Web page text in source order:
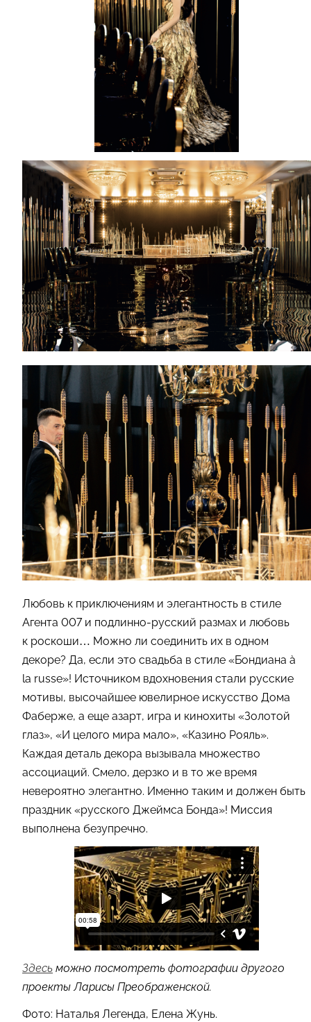
Любовь к приключениям и элегантность в стиле
Агента 007 и подлинно-русский размах и любовь
к роскоши… Можно ли соединить их в одном
декоре? Да, если это свадьба в стиле «Бондиана à
la russe»! Источником вдохновения стали русские
мотивы, высочайшее ювелирное искусство Дома
Фаберже, а еще азарт, игра и кинохиты «Золотой
глаз», «И целого мира мало», «Казино Рояль».
Каждая деталь декора вызывала множество
ассоциаций. Смело, дерзко и в то же время
невероятно элегантно. Именно таким и должен быть
праздник «русского Джеймса Бонда»! Миссия
выполнена безупречно.
Здесь можно посмотреть фотографии другого
проекты Ларисы Преображенской.
Фото: Наталья Легенда, Елена Жунь.